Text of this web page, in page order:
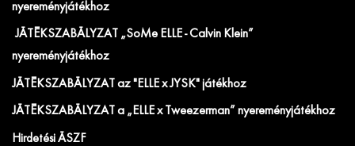
nyereményjátékhoz
JÁTÉKSZABÁLYZAT „SoMe ELLE - Calvin Klein”
nyereményjátékhoz
JÁTÉKSZABÁLYZAT az "ELLE x JYSK" játékhoz
JÁTÉKSZABÁLYZAT a „ELLE x Tweezerman” nyereményjátékhoz
Hirdetési ÁSZF